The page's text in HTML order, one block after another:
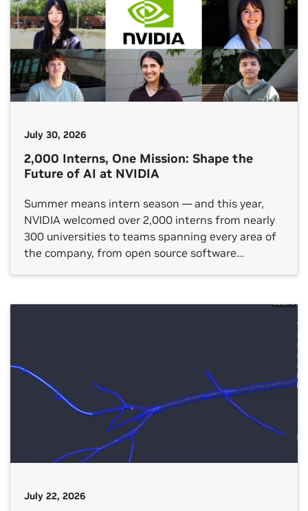
July 30, 2026
2,000 Interns, One Mission: Shape the
Future of AI at NVIDIA
Summer means intern season — and this year,
NVIDIA welcomed over 2,000 interns from nearly
300 universities to teams spanning every area of
the company, from open source software
development. NVIDIA internships are taking
July 22, 2026